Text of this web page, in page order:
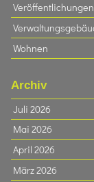
Veröffentlichungen
Wohnen
Archiv
Juli 2026
Mai 2026
April 2026
März 2026